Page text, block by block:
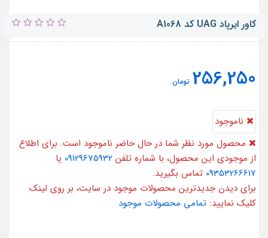
کاور ایرپاد UAG کد A1068
256,250 تومان
ناموجود
محصول مورد نظر شما در حال حاضر ناموجود است. برای اطلاع
از موجودی این محصول، با شماره تلفن 09129675932 یا
09353266617 تماس بگیرید.
برای دیدن جدیدترین محصولات موجود در سایت، بر روی لینک
کلیک نمایید: تمامی محصولات موجود